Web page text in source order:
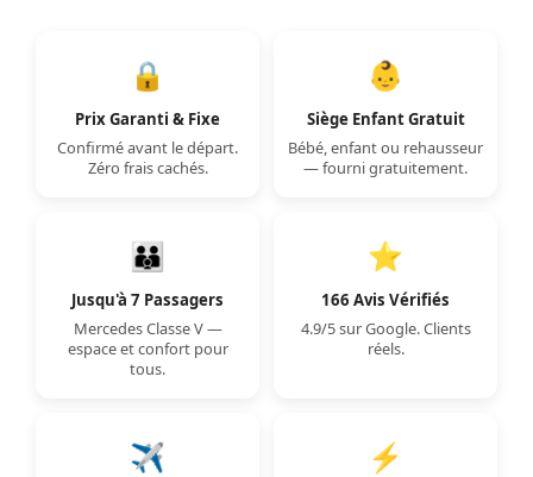
🔒
Prix Garanti & Fixe
Confirmé avant le départ.
Zéro frais cachés.
👶
Siège Enfant Gratuit
Bébé, enfant ou rehausseur
— fourni gratuitement.
👪
Jusqu'à 7 Passagers
Mercedes Classe V —
espace et confort pour
tous.
⭐
166 Avis Vérifiés
4.9/5 sur Google. Clients
réels.
✈️ ⚡